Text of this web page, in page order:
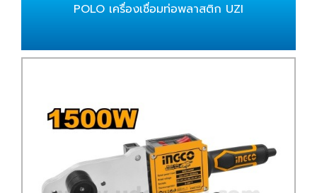
POLO เครื่องเชื่อมท่อพลาสติก UZI